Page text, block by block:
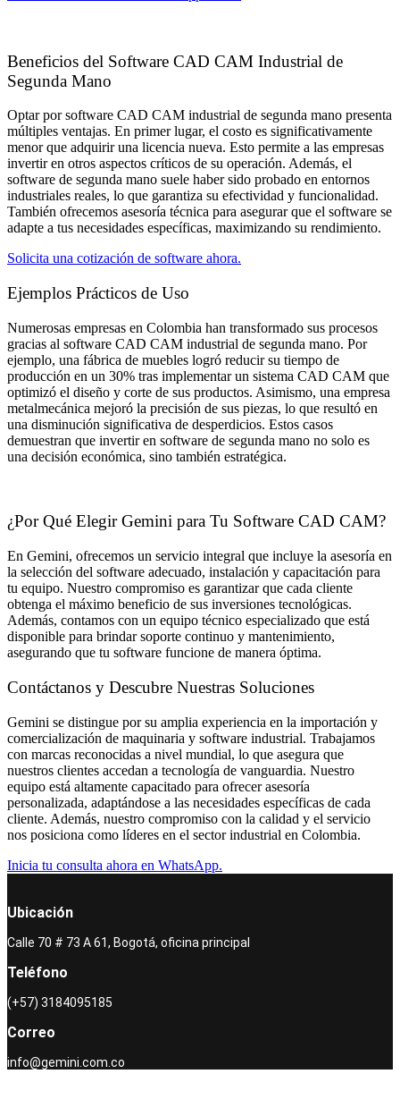
Beneficios del Software CAD CAM Industrial de
Segunda Mano
Optar por software CAD CAM industrial de segunda mano presenta
múltiples ventajas. En primer lugar, el costo es significativamente
menor que adquirir una licencia nueva. Esto permite a las empresas
invertir en otros aspectos críticos de su operación. Además, el
software de segunda mano suele haber sido probado en entornos
industriales reales, lo que garantiza su efectividad y funcionalidad.
También ofrecemos asesoría técnica para asegurar que el software se
adapte a tus necesidades específicas, maximizando su rendimiento.
Solicita una cotización de software ahora.
Ejemplos Prácticos de Uso​
Numerosas empresas en Colombia han transformado sus procesos
gracias al software CAD CAM industrial de segunda mano. Por
ejemplo, una fábrica de muebles logró reducir su tiempo de
producción en un 30% tras implementar un sistema CAD CAM que
optimizó el diseño y corte de sus productos. Asimismo, una empresa
metalmecánica mejoró la precisión de sus piezas, lo que resultó en
una disminución significativa de desperdicios. Estos casos
demuestran que invertir en software de segunda mano no solo es
una decisión económica, sino también estratégica.
¿Por Qué Elegir Gemini para Tu Software CAD CAM?
En Gemini, ofrecemos un servicio integral que incluye la asesoría en
la selección del software adecuado, instalación y capacitación para
tu equipo. Nuestro compromiso es garantizar que cada cliente
obtenga el máximo beneficio de sus inversiones tecnológicas.
Además, contamos con un equipo técnico especializado que está
disponible para brindar soporte continuo y mantenimiento,
asegurando que tu software funcione de manera óptima.
Contáctanos y Descubre Nuestras Soluciones
Gemini se distingue por su amplia experiencia en la importación y
comercialización de maquinaria y software industrial. Trabajamos
con marcas reconocidas a nivel mundial, lo que asegura que
nuestros clientes accedan a tecnología de vanguardia. Nuestro
equipo está altamente capacitado para ofrecer asesoría
personalizada, adaptándose a las necesidades específicas de cada
cliente. Además, nuestro compromiso con la calidad y el servicio
nos posiciona como líderes en el sector industrial en Colombia.
Inicia tu consulta ahora en WhatsApp.
Ubicación
Calle 70 # 73 A 61, Bogotá, oficina principal
Teléfono
(+57) 3184095185
Correo
info@gemini.com.co